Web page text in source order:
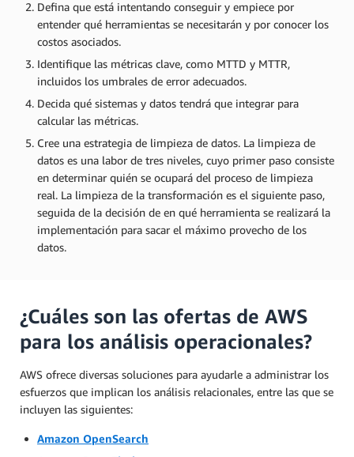
Defina que está intentando conseguir y empiece por
entender qué herramientas se necesitarán y por conocer los
costos asociados.
Identifique las métricas clave, como MTTD y MTTR,
incluidos los umbrales de error adecuados.
Decida qué sistemas y datos tendrá que integrar para
calcular las métricas.
Cree una estrategia de limpieza de datos. La limpieza de
datos es una labor de tres niveles, cuyo primer paso consiste
en determinar quién se ocupará del proceso de limpieza
real. La limpieza de la transformación es el siguiente paso,
seguida de la decisión de en qué herramienta se realizará la
implementación para sacar el máximo provecho de los
datos.
¿Cuáles son las ofertas de AWS
para los análisis operacionales?
AWS ofrece diversas soluciones para ayudarle a administrar los
esfuerzos que implican los análisis relacionales, entre las que se
incluyen las siguientes:
Amazon OpenSearch